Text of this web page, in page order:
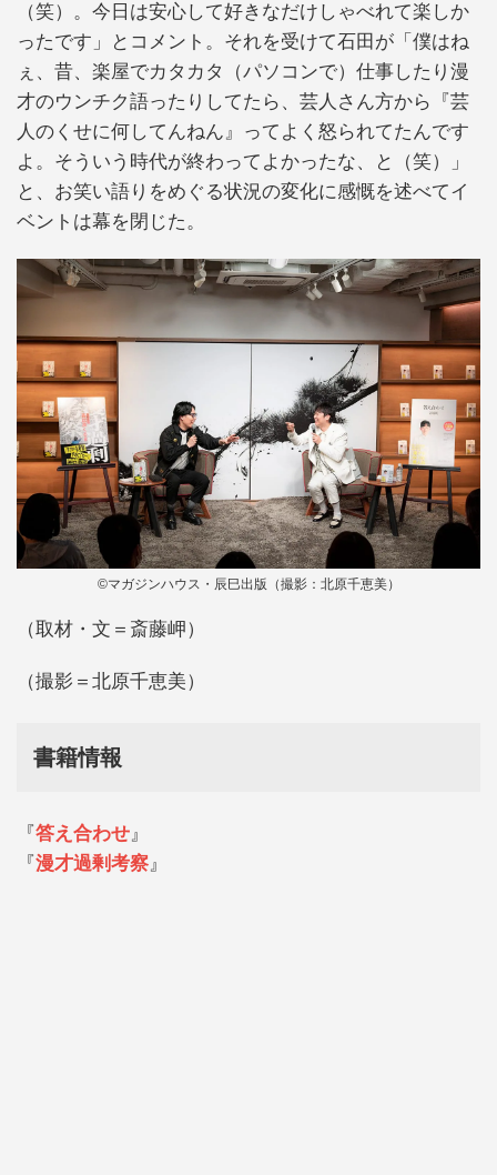
（笑）。今日は安心して好きなだけしゃべれて楽しか
ったです」とコメント。それを受けて石田が「僕はね
ぇ、昔、楽屋でカタカタ（パソコンで）仕事したり漫
才のウンチク語ったりしてたら、芸人さん方から『芸
人のくせに何してんねん』ってよく怒られてたんです
よ。そういう時代が終わってよかったな、と（笑）」
と、お笑い語りをめぐる状況の変化に感慨を述べてイ
ベントは幕を閉じた。
©マガジンハウス・辰巳出版（撮影：北原千恵美）
（取材・文＝斎藤岬）
（撮影＝北原千恵美）
書籍情報
『答え合わせ』
『漫才過剰考察』